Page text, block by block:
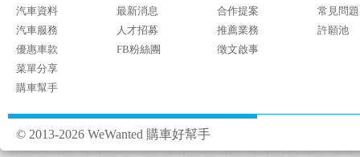
汽車資料
汽車服務
優惠車款
菜單分享
購車幫手
最新消息
人才招募
FB粉絲團
合作提案
推薦業務
徵文啟事
常見問題
許願池
© 2013-2026 WeWanted 購車好幫手